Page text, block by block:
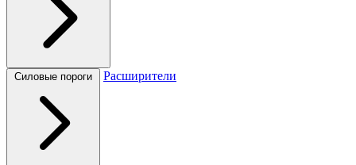
Силовые пороги Расширители